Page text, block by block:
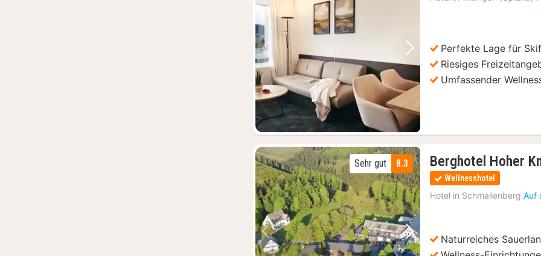
Vorheriges Bild Nächstes Bild
Perfekte Lage für
Riesiges
Umfassender
Vorheriges Bild Nächstes Bild
8.3
Sehr gut Berghotel Hoher
Wellnesshotel
Hotel in Schmallenberg Auf
Naturreiches